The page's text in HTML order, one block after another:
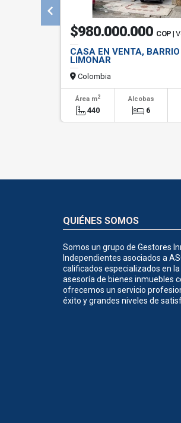
$980.000.000 COP |
CASA EN VENTA, BARRIO
LIMONAR
Colombia
Área m2
440
Alcobas
6
QUIÉNES SOMOS
Somos un grupo de Gestores
Independientes asociados a
calificados especializados en
asesoría de bienes inmuebles
ofrecemos un servicio
éxito y grandes niveles de